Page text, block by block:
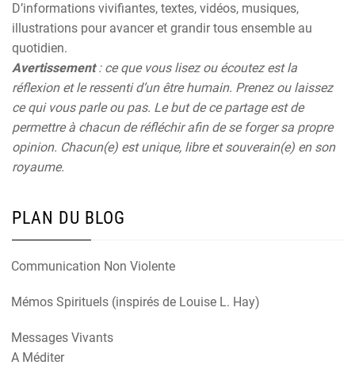
D’informations vivifiantes, textes, vidéos, musiques,
illustrations pour avancer et grandir tous ensemble au
quotidien.
Avertissement: ce que vous lisez ou écoutez est la
réflexion et le ressenti d’un être humain. Prenez ou laissez
ce qui vous parle ou pas. Le but de ce partage est de
permettre à chacun de réfléchir afin de se forger sa propre
opinion. Chacun(e) est unique, libre et souverain(e) en son
royaume.
PLAN DU BLOG
Communication Non Violente
Mémos Spirituels (inspirés de Louise L. Hay)
Messages Vivants
A Méditer